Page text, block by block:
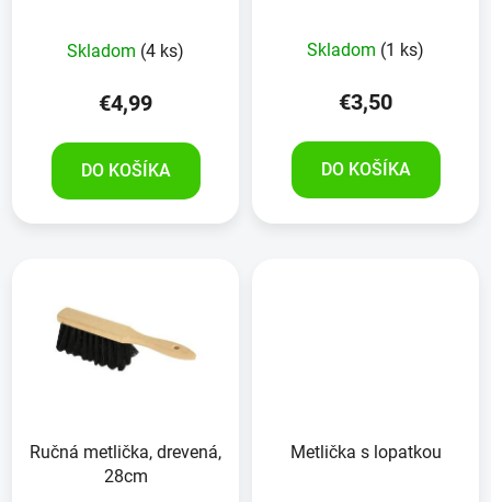
Skladom (4 ks)
€4,99
DO KOŠÍKA
Skladom (1 ks)
€3,50
DO KOŠÍKA
Ručná metlička, drevená,
28cm
Metlička s lopatkou